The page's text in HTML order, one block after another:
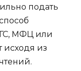
подать
МФЦ или
исходя из